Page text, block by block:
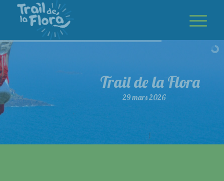
Trail de la Flora
29 mars 2026